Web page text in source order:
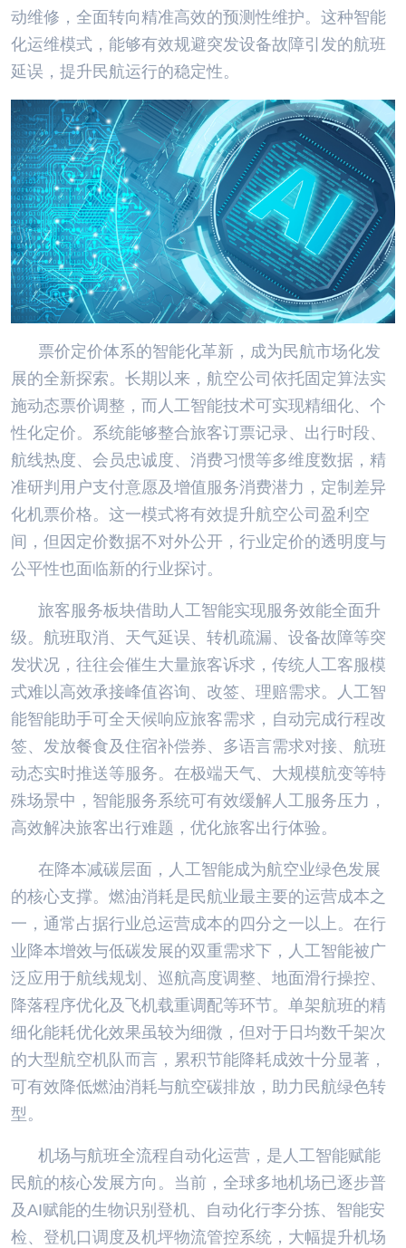
动维修，全面转向精准高效的预测性维护。这种智能
化运维模式，能够有效规避突发设备故障引发的航班
延误，提升民航运行的稳定性。
票价定价体系的智能化革新，成为民航市场化发
展的全新探索。长期以来，航空公司依托固定算法实
施动态票价调整，而人工智能技术可实现精细化、个
性化定价。系统能够整合旅客订票记录、出行时段、
航线热度、会员忠诚度、消费习惯等多维度数据，精
准研判用户支付意愿及增值服务消费潜力，定制差异
化机票价格。这一模式将有效提升航空公司盈利空
间，但因定价数据不对外公开，行业定价的透明度与
公平性也面临新的行业探讨。
旅客服务板块借助人工智能实现服务效能全面升
级。航班取消、天气延误、转机疏漏、设备故障等突
发状况，往往会催生大量旅客诉求，传统人工客服模
式难以高效承接峰值咨询、改签、理赔需求。人工智
能智能助手可全天候响应旅客需求，自动完成行程改
签、发放餐食及住宿补偿券、多语言需求对接、航班
动态实时推送等服务。在极端天气、大规模航变等特
殊场景中，智能服务系统可有效缓解人工服务压力，
高效解决旅客出行难题，优化旅客出行体验。
在降本减碳层面，人工智能成为航空业绿色发展
的核心支撑。燃油消耗是民航业最主要的运营成本之
一，通常占据行业总运营成本的四分之一以上。在行
业降本增效与低碳发展的双重需求下，人工智能被广
泛应用于航线规划、巡航高度调整、地面滑行操控、
降落程序优化及飞机载重调配等环节。单架航班的精
细化能耗优化效果虽较为细微，但对于日均数千架次
的大型航空机队而言，累积节能降耗成效十分显著，
可有效降低燃油消耗与航空碳排放，助力民航绿色转
型。
机场与航班全流程自动化运营，是人工智能赋能
民航的核心发展方向。当前，全球多地机场已逐步普
及AI赋能的生物识别登机、自动化行李分拣、智能安
检、登机口调度及机坪物流管控系统，大幅提升机场